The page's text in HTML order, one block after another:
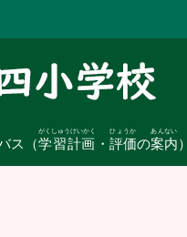
ス（学習計画
がくしゅうけいかく
・ 評価
ひょうか
の案内
あんない
）